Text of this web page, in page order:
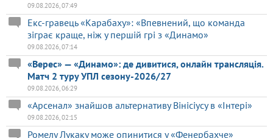
09.08.2026, 07:49
Екс-гравець «Карабаху»: «Впевнений, що команда
зіграє краще, ніж у першій грі з «Динамо»
09.08.2026, 07:14
«Верес» — «Динамо»: де дивитися, онлайн трансляція.
Матч 2 туру УПЛ сезону-2026/27
09.08.2026, 06:29
«Арсенал» знайшов альтернативу Вінісіусу в «Інтері»
09.08.2026, 02:15
Ромелу Лукаку може опинитися у «Фенербахче»